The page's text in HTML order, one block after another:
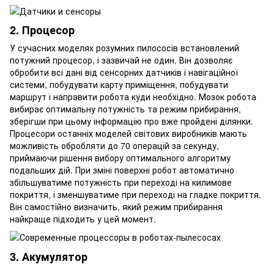
2. Процесор
У сучасних моделях розумних пилососів встановлений
потужний процесор, і зазвичай не один. Він дозволяє
обробити всі дані від сенсорних датчиків і навігаційної
системи, побудувати карту приміщення, побудувати
маршрут і направити робота куди необхідно. Мозок робота
вибирає оптимальну потужність та режим прибирання,
зберігши при цьому інформацію про вже пройдені ділянки.
Процесори останніх моделей світових виробників мають
можливість обробляти до 70 операцій за секунду,
приймаючи рішення вибору оптимального алгоритму
подальших дій. При зміні поверхні робот автоматично
збільшуватиме потужність при переході на килимове
покриття, і зменшуватиме при переході на гладке покриття.
Він самостійно визначить, який режим прибирання
найкраще підходить у цей момент.
3. Акумулятор